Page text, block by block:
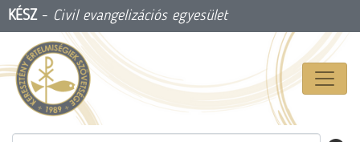
KÉSZ- Civil evangelizációs egyesület